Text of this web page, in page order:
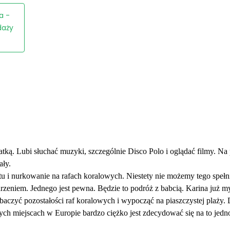
-
Lubi słuchać muzyki, szczególnie Disco Polo i oglądać filmy.
nurkowanie na rafach koralowych. Niestety nie możemy tego
Jednego jest pewna. Będzie to podróż z babcią. Karina już
pozostałości raf koralowych i wypocząć na piaszczystej
miejscach w Europie bardzo ciężko jest zdecydować się na to